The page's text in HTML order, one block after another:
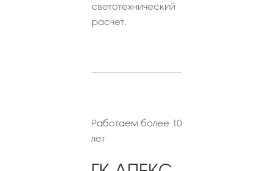
светотехнический
расчет.
Работаем более 10
лет